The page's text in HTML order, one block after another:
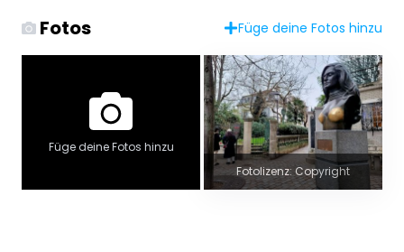
Fotos Füge deine Fotos hinzu
Füge deine Fotos hinzu
Fotolizenz: Copyright